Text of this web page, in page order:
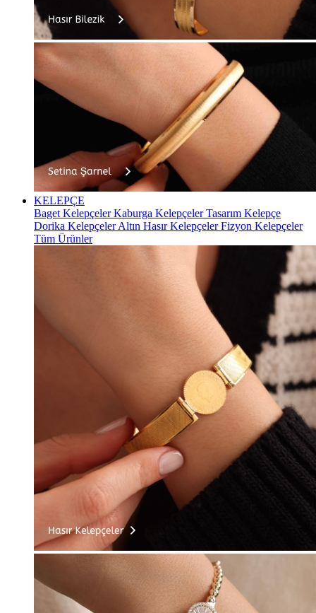
KELEPÇE
Baget KelepçelerKaburga KelepçelerTasarım Kelepçe
Dorika KelepçelerAltın Hasır KelepçelerFizyon Kelepçeler
Tüm Ürünler